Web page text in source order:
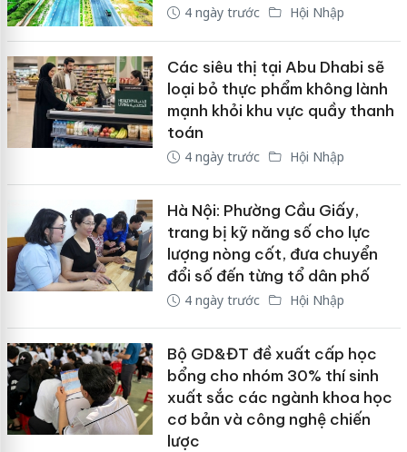
4 ngày trước Hội Nhập
Các siêu thị tại Abu Dhabi sẽ
loại bỏ thực phẩm không lành
mạnh khỏi khu vực quầy thanh
toán
4 ngày trước Hội Nhập
Hà Nội: Phường Cầu Giấy,
trang bị kỹ năng số cho lực
lượng nòng cốt, đưa chuyển
đổi số đến từng tổ dân phố
4 ngày trước Hội Nhập
Bộ GD&ĐT đề xuất cấp học
bổng cho nhóm 30% thí sinh
xuất sắc các ngành khoa học
cơ bản và công nghệ chiến
lược